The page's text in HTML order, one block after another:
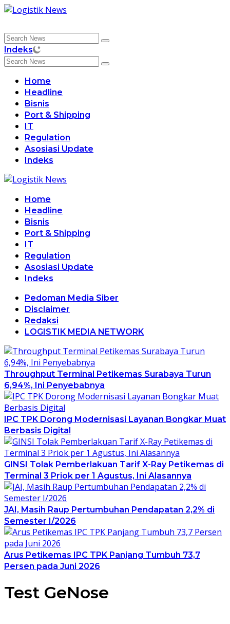
Skip
content
Indeks
Home
Headline
Bisnis
Port & Shipping
IT
Regulation
Asosiasi Update
Indeks
Home
Headline
Bisnis
Port & Shipping
IT
Regulation
Asosiasi Update
Indeks
Pedoman Media Siber
Disclaimer
Redaksi
LOGISTIK MEDIA NETWORK
Throughput Terminal Petikemas Surabaya Turun
6,94%, Ini Penyebabnya
IPC TPK Dorong Modernisasi Layanan Bongkar Muat
Berbasis Digital
GINSI Tolak Pemberlakuan Tarif X-Ray Petikemas di
Terminal 3 Priok per 1 Agustus, Ini Alasannya
JAI, Masih Raup Pertumbuhan Pendapatan 2,2% di
Semester I/2026
Arus Petikemas IPC TPK Panjang Tumbuh 73,7
Persen pada Juni 2026
Test GeNose